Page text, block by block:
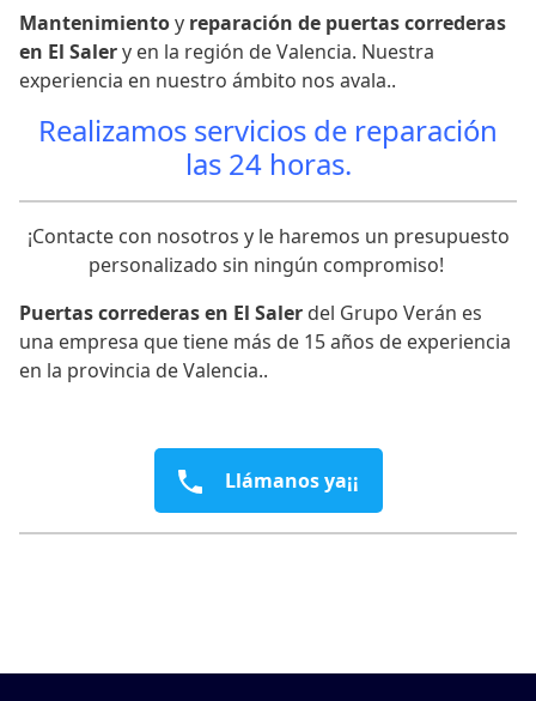
Mantenimientoy reparación de puertas correderas
en El Salery en la región de Valencia. Nuestra
experiencia en nuestro ámbito nos avala..
Realizamos servicios de reparación
las 24 horas.
¡Contacte con nosotros y le haremos un presupuesto
personalizado sin ningún compromiso!
Puertas correderas en El Saler del Grupo Verán es
una empresa que tiene más de 15 años de experiencia
en la provincia de Valencia..
Llámanos ya¡¡